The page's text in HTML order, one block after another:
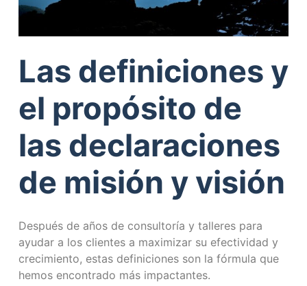
Las definiciones y
el propósito de
las declaraciones
de misión y visión
Después de años de consultoría y talleres para
ayudar a los clientes a maximizar su efectividad y
crecimiento, estas definiciones son la fórmula que
hemos encontrado más impactantes.